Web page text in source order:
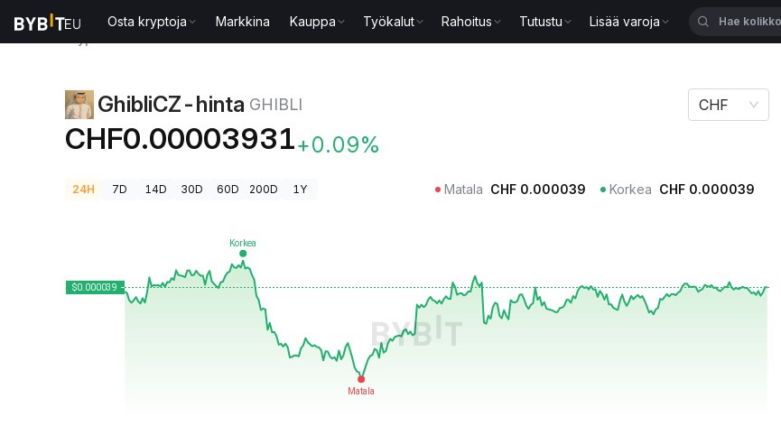
Osta kryptoja Markkina Kauppa Työkalut Rahoitus Tutustu Lisää varoja
GhibliCZ-hinta GHIBLI
CHF0.00003931+0.09%
CHF
24H 7D 14D 30D 60D 200D 1Y Matala CHF 0.000039 Korkea CHF 0.000039